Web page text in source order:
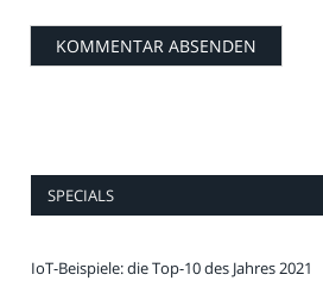
SPECIALS
IoT-Beispiele: die Top-10 des Jahres 2021